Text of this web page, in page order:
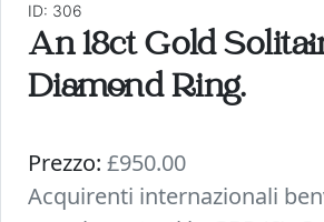
ID: 306
An 18ct Gold
Diamond Ring.
Prezzo: £950.00
Acquirenti internazionali